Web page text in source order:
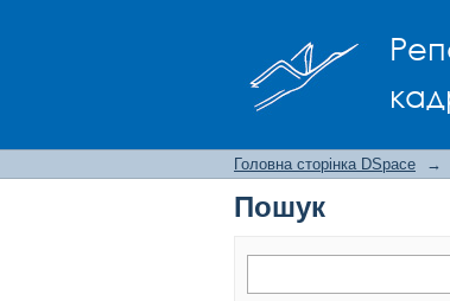
Головна сторінка DSpace →
Пошук